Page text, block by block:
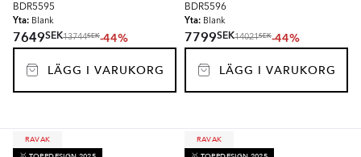
BDR5595
Yta: Blank
7649SEK13744SEK-44%
LÄGG I VARUKORG
BDR5596
Yta: Blank
7799SEK14021SEK-44%
LÄGG I VARUKORG
RAVAK
RAVAK